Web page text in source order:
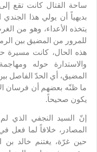
ساحة القتال كانت تقع
بديهياً أن يولي هذا
يتخذه الأعداء، وهو من
للمرور من المضيق بين
هذه الحال، كانت مسيرة
والاستدارة حوله
المضيق، أي الحدّ الفاصل
ما ظنّه بعضهم أن فرسان
يكون صحيحاً.
إنّ السيد النجفي الذي
المصادر، خلافاً لما فعل
حين غرّة، يغتنم خالد بن